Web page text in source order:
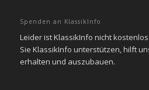
Spenden an KlassikInfo
Leider ist KlassikInfo nicht
Sie KlassikInfo unterstützen, hilft
erhalten und auszubauen.